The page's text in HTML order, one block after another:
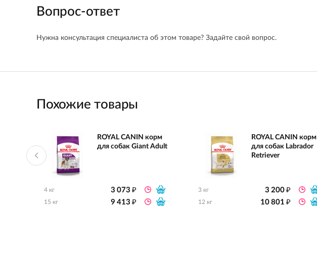
Вопрос-ответ
Нужна консультация специалиста об этом товаре? Задайте свой вопрос.
Похожие товары
ROYAL CANIN корм
для собак Giant Adult
4 кг 3 073₽
15 кг 9 413₽
ROYAL CANIN корм
для собак Labrador
Retriever
3 кг 3 200₽
12 кг 10 801₽